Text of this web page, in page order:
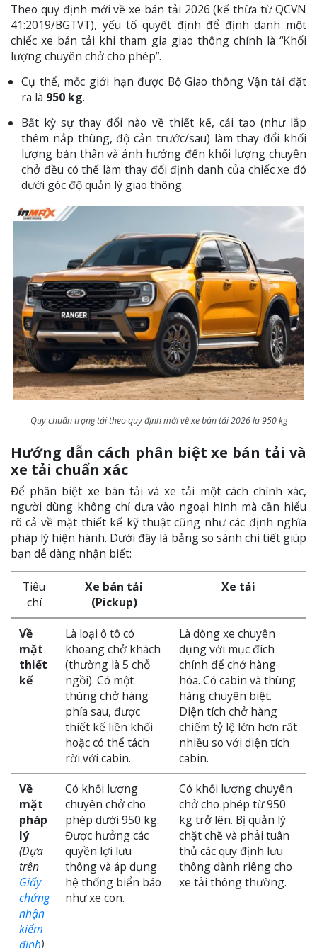
Theo quy định mới về xe bán tải 2026 (kế thừa từ QCVN
41:2019/BGTVT), yếu tố quyết định để định danh một
chiếc xe bán tải khi tham gia giao thông chính là “Khối
lượng chuyên chở cho phép”.
Cụ thể, mốc giới hạn được Bộ Giao thông Vận tải đặt
ra là 950 kg.
Bất kỳ sự thay đổi nào về thiết kế, cải tạo (như lắp
thêm nắp thùng, độ cản trước/sau) làm thay đổi khối
lượng bản thân và ảnh hưởng đến khối lượng chuyên
chở đều có thể làm thay đổi định danh của chiếc xe đó
dưới góc độ quản lý giao thông.
Quy chuẩn trọng tải theo quy định mới về xe bán tải 2026 là 950 kg
Hướng dẫn cách phân biệt xe bán tải và
xe tải chuẩn xác
Để phân biệt xe bán tải và xe tải một cách chính xác,
người dùng không chỉ dựa vào ngoại hình mà cần hiểu
rõ cả về mặt thiết kế kỹ thuật cũng như các định nghĩa
pháp lý hiện hành. Dưới đây là bảng so sánh chi tiết giúp
bạn dễ dàng nhận biết:
Tiêu
chí
Xe bán tải
(Pickup)
Xe tải
Về
mặt
thiết
kế
Là loại ô tô có
khoang chở khách
(thường là 5 chỗ
ngồi). Có một
thùng chở hàng
phía sau, được
thiết kế liền khối
hoặc có thể tách
rời với cabin.
Là dòng xe chuyên
dụng với mục đích
chính để chở hàng
hóa. Có cabin và thùng
hàng chuyên biệt.
Diện tích chở hàng
chiếm tỷ lệ lớn hơn rất
nhiều so với diện tích
cabin.
Về
mặt
pháp
lý
(Dựa
trên
Giấy
chứng
nhận
kiểm
định)
Có khối lượng
chuyên chở cho
phép dưới 950 kg.
Được hưởng các
quyền lợi lưu
thông và áp dụng
hệ thống biển báo
như xe con.
Có khối lượng chuyên
chở cho phép từ 950
kg trở lên. Bị quản lý
chặt chẽ và phải tuân
thủ các quy định lưu
thông dành riêng cho
xe tải thông thường.